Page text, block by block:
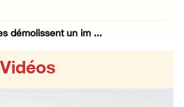
démolissent un im ...
Vidéos